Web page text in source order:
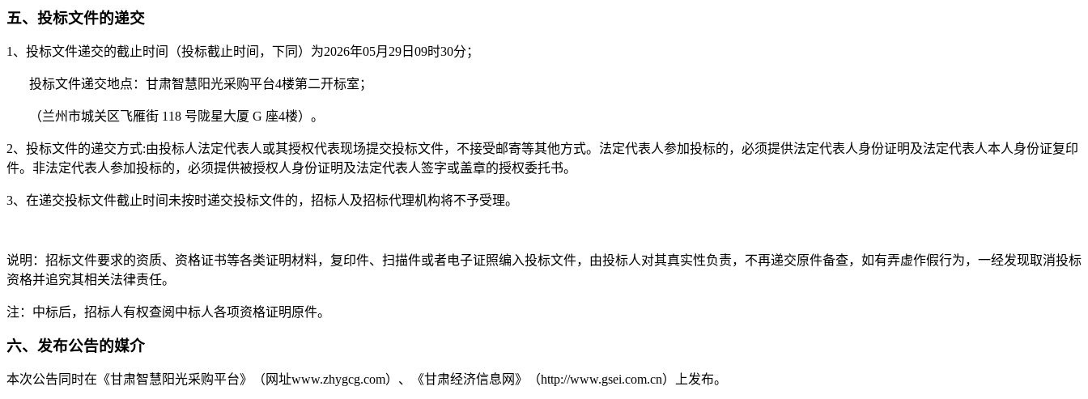
五、投标文件的递交
1 、投标文件递交的截止时间（投标截止时间，下同）为2026年05月29日09时30分；
投标文件递交地点：甘肃智慧阳光采购平台4楼第二开标室；
（兰州市城关区飞雁街 118 号陇星大厦 G 座4楼）。
2、投标文件的递交方式:由投标人法定代表人或其授权代表现场提交投标文件，不接受邮寄等其他方式。法定代表人参加投标的，必须提供法定代表人身份证明及法定代表人本人身份证复印
件。非法定代表人参加投标的，必须提供被授权人身份证明及法定代表人签字或盖章的授权委托书。
3、在递交投标文件截止时间未按时递交投标文件的，招标人及招标代理机构将不予受理。
说明：招标文件要求的资质、资格证书等各类证明材料，复印件、扫描件或者电子证照编入投标文件，由投标人对其真实性负责，不再递交原件备查，如有弄虚作假行为，一经发现取消投标
资格并追究其相关法律责任。
注：中标后，招标人有权查阅中标人各项资格证明原件。
六、发布公告的媒介
本次公告同时在《甘肃智慧阳光采购平台》（网址www.zhygcg.com）、《甘肃经济信息网》（http://www.gsei.com.cn）上发布。